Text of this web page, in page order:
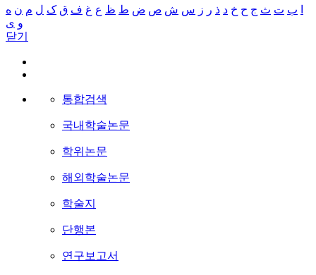
ب ت ث ج ح خ د ذ ر ز س ش ص ض ط ظ ع غ ف ق ک ل م ن ه
و ی
닫기
통합검색
국내학술논문
학위논문
해외학술논문
학술지
단행본
연구보고서